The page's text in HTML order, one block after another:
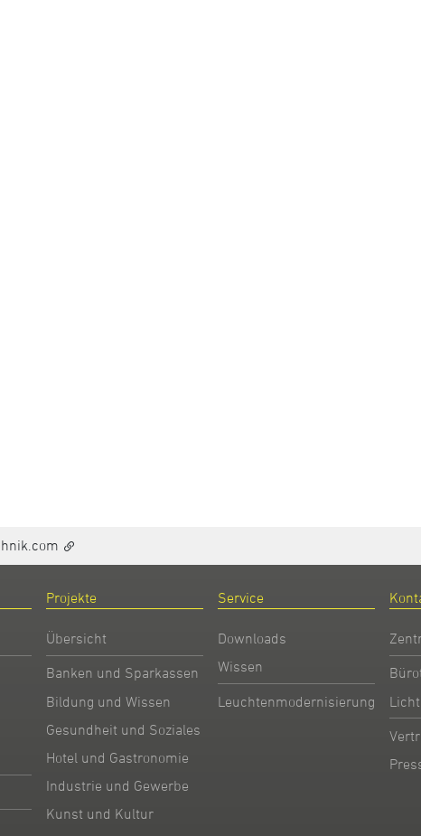
Projekte
Übersicht
Banken und Sparkassen
Bildung und Wissen
Gesundheit und Soziales
Hotel und Gastronomie
Industrie und Gewerbe
Kunst und Kultur
Service
Downloads
Wissen
Leuchtenmodernisierung